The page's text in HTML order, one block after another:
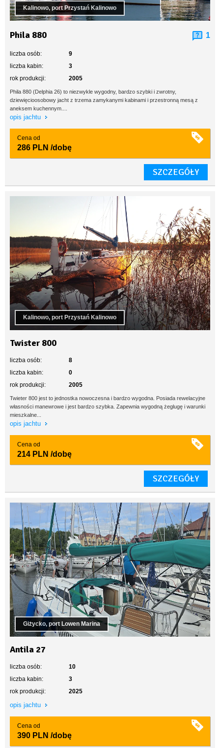
Kalinowo, port Przystań Kalinowo
Phila 880 1
liczba osób:
9
liczba kabin:
3
rok produkcji:
2005
Phila 880 (Delphia 26) to niezwykle wygodny, bardzo szybki i zwrotny,
dziewięcioosobowy jacht z trzema zamykanymi kabinami i przestronną mesą z
aneksem kuchennym....
opis jachtu
Cena od
286 PLN /dobę
SZCZEGÓŁY
Kalinowo, port Przystań Kalinowo
Twister 800
liczba osób:
8
liczba kabin:
0
rok produkcji:
2005
Twieter 800 jest to jednostka nowoczesna i bardzo wygodna. Posiada rewelacyjne
własności manewrowe i jest bardzo szybka. Zapewnia wygodną żeglugę i warunki
mieszkalne...
opis jachtu
Cena od
214 PLN /dobę
SZCZEGÓŁY
Giżycko, port Lowen Marina
Antila 27
liczba osób:
10
liczba kabin:
3
rok produkcji:
2025
opis jachtu
Cena od
390 PLN /dobę